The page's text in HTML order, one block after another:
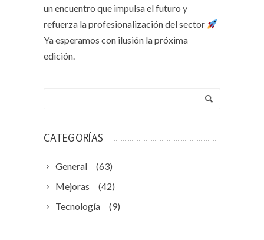
un encuentro que impulsa el futuro y
refuerza la profesionalización del sector
Ya esperamos con ilusión la próxima
edición.
CATEGORÍAS
General
(63)
Mejoras
(42)
Tecnología
(9)